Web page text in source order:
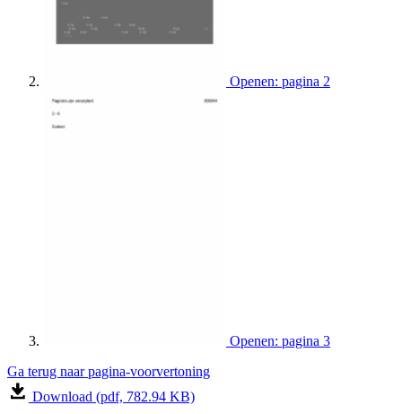
Openen: pagina 2
Openen: pagina 3
Ga terug naar pagina-voorvertoning
Download (pdf, 782.94 KB)